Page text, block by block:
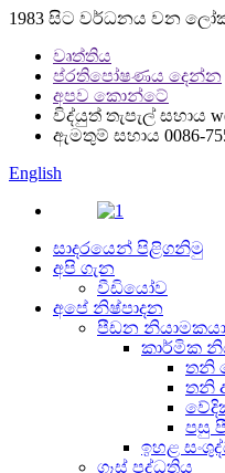
1983 සිට වර්ධනය වන
වෘත්තිය
ප්රතිපෝෂණය දෙන්න
අපව කොන්ටේ
විද්යුත් තැපැල් සහාය
ඇමතුම් සහාය 0086-
English
සාදරයෙන් පිළිගනිමු
අපි ගැන
වීඩියෝව
අපේ නිෂ්පාදන
පීඩන නියාමකයා
කාර්මික
තනි
තනි
පසු
ඉහළ
ගෑස් පද්ධතිය